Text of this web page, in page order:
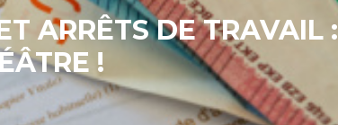
ARRÊTS DE TRAVAIL :
!